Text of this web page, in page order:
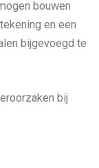
bouwen
en een
bijgevoegd te
bij